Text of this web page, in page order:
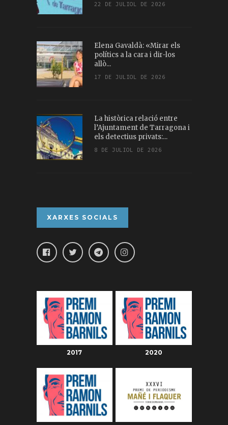
22 DE JULIOL DE 2026
Elena Gavaldà: «Mirar els
polítics a la cara i dir-los
allò...
17 DE JULIOL DE 2026
La històrica relació entre
l’Ajuntament de Tarragona i
els detectius privats:...
8 DE JULIOL DE 2026
XARXES SOCIALS
2017 2020